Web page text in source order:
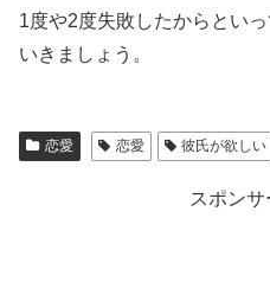
1度や2度失敗したからとい
いきましょう。
恋愛 恋愛 彼氏が欲しい
スポンサ